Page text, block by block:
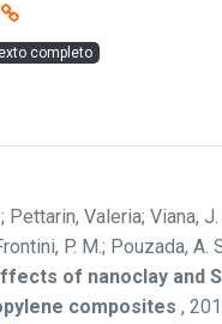
completo
Pettarin, Valeria; Viana, J.
P. M.; Pouzada, A.
of nanoclay and
composites ,